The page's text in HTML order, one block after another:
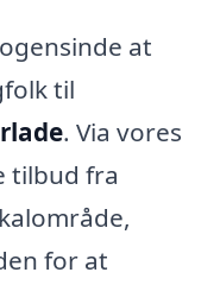
at
til
. Via vores
tilbud fra
for at